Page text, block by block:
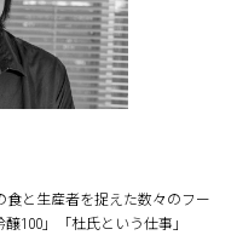
食と生産者を捉えた数々のフー
100」「杜氏という仕事」